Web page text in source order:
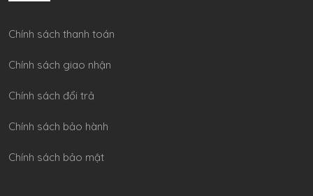
Chính sách thanh toán
Chính sách giao nhận
Chính sách đổi trả
Chính sách bảo hành
Chính sách bảo mật